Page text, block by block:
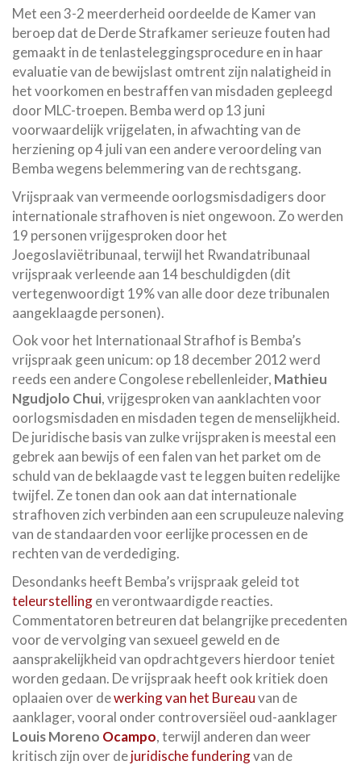
Met een 3-2 meerderheid oordeelde de Kamer van
beroep dat de Derde Strafkamer serieuze fouten had
gemaakt in de tenlasteleggingsprocedure en in haar
evaluatie van de bewijslast omtrent zijn nalatigheid in
het voorkomen en bestraffen van misdaden gepleegd
door MLC-troepen. Bemba werd op 13 juni
voorwaardelijk vrijgelaten, in afwachting van de
herziening op 4 juli van een andere veroordeling van
Bemba wegens belemmering van de rechtsgang.
Vrijspraak van vermeende oorlogsmisdadigers door
internationale strafhoven is niet ongewoon. Zo werden
19 personen vrijgesproken door het
Joegoslaviëtribunaal, terwijl het Rwandatribunaal
vrijspraak verleende aan 14 beschuldigden (dit
vertegenwoordigt 19% van alle door deze tribunalen
aangeklaagde personen).
Ook voor het Internationaal Strafhof is Bemba’s
vrijspraak geen unicum: op 18 december 2012 werd
reeds een andere Congolese rebellenleider, Mathieu
Ngudjolo Chui, vrijgesproken van aanklachten voor
oorlogsmisdaden en misdaden tegen de menselijkheid.
De juridische basis van zulke vrijspraken is meestal een
gebrek aan bewijs of een falen van het parket om de
schuld van de beklaagde vast te leggen buiten redelijke
twijfel. Ze tonen dan ook aan dat internationale
strafhoven zich verbinden aan een scrupuleuze naleving
van de standaarden voor eerlijke processen en de
rechten van de verdediging.
Desondanks heeft Bemba’s vrijspraak geleid tot
teleurstellingen verontwaardigde reacties.
Commentatoren betreuren dat belangrijke precedenten
voor de vervolging van sexueel geweld en de
aansprakelijkheid van opdrachtgevers hierdoor teniet
worden gedaan. De vrijspraak heeft ook kritiek doen
oplaaien over dewerking van het Bureauvan de
aanklager, vooral onder controversiëel oud-aanklager
Louis Moreno Ocampo, terwijl anderen dan weer
kritisch zijn over dejuridische funderingvan de